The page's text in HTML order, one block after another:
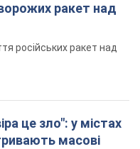
ракет над
російських ракет над
це зло": у містах
масові